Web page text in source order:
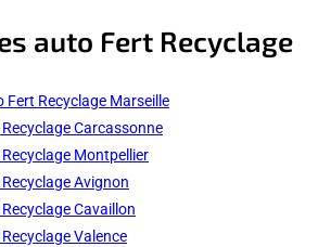
auto Fert Recyclage
Fert Recyclage Marseille
Carcassonne
Montpellier
Avignon
Cavaillon
Valence